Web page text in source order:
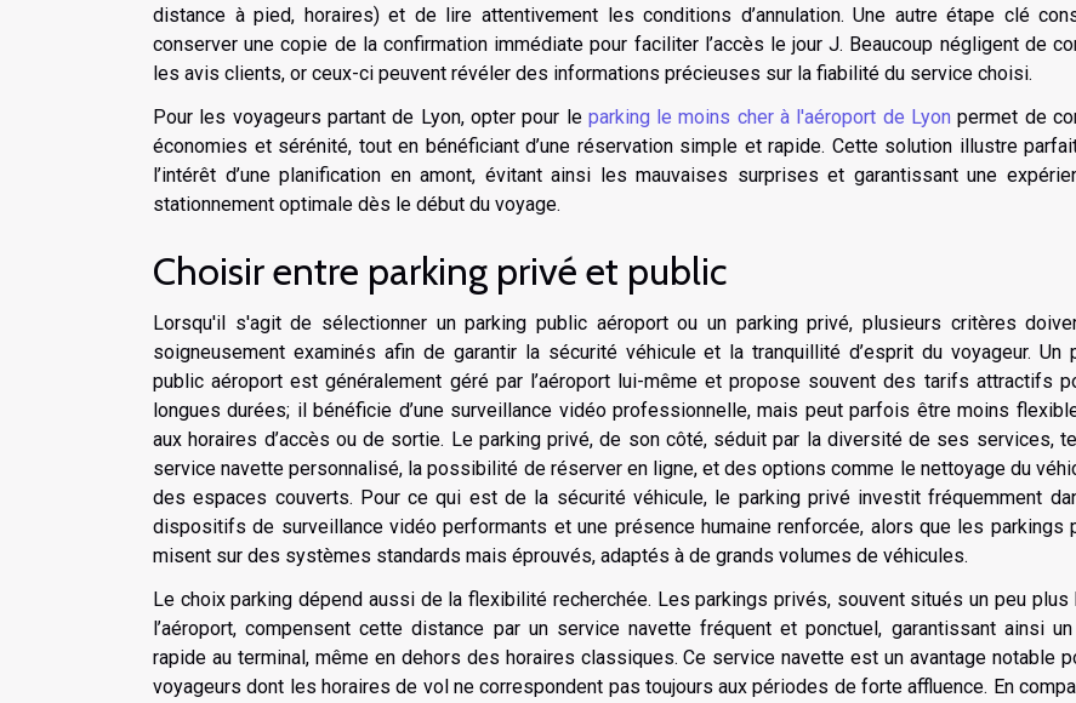
distance à pied, horaires) et de lire attentivement les conditions d’annulation. Une autre étape clé
conserver une copie de la confirmation immédiate pour faciliter l’accès le jour J. Beaucoup négligent de
les avis clients, or ceux-ci peuvent révéler des informations précieuses sur la fiabilité du service choisi.
Pour les voyageurs partant de Lyon, opter pour le parking le moins cher à l'aéroport de Lyon permet de
économies et sérénité, tout en bénéficiant d’une réservation simple et rapide. Cette solution illustre
l’intérêt d’une planification en amont, évitant ainsi les mauvaises surprises et garantissant une
stationnement optimale dès le début du voyage.
Choisir entre parking privé et public
Lorsqu'il s'agit de sélectionner un parking public aéroport ou un parking privé, plusieurs critères
soigneusement examinés afin de garantir la sécurité véhicule et la tranquillité d’esprit du voyageur. Un
public aéroport est généralement géré par l’aéroport lui-même et propose souvent des tarifs attractifs
longues durées; il bénéficie d’une surveillance vidéo professionnelle, mais peut parfois être moins
aux horaires d’accès ou de sortie. Le parking privé, de son côté, séduit par la diversité de ses services,
service navette personnalisé, la possibilité de réserver en ligne, et des options comme le nettoyage du
des espaces couverts. Pour ce qui est de la sécurité véhicule, le parking privé investit fréquemment
dispositifs de surveillance vidéo performants et une présence humaine renforcée, alors que les parkings
misent sur des systèmes standards mais éprouvés, adaptés à de grands volumes de véhicules.
Le choix parking dépend aussi de la flexibilité recherchée. Les parkings privés, souvent situés un peu plus
l’aéroport, compensent cette distance par un service navette fréquent et ponctuel, garantissant ainsi
rapide au terminal, même en dehors des horaires classiques. Ce service navette est un avantage notable
voyageurs dont les horaires de vol ne correspondent pas toujours aux périodes de forte affluence. En